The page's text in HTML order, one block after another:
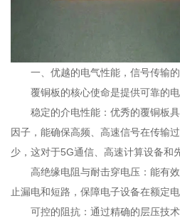
一、优越的电气性能，信号传输的
覆铜板的核心使命是提供可靠的电
稳定的介电性能：优秀的覆铜板具
因子，能确保高频、高速信号在传输
少，这对于5G通信、高速计算设备和
高绝缘电阻与耐击穿电压：能有效
止漏电和短路，保障电子设备在额定
可控的阻抗：通过精确的层压技术